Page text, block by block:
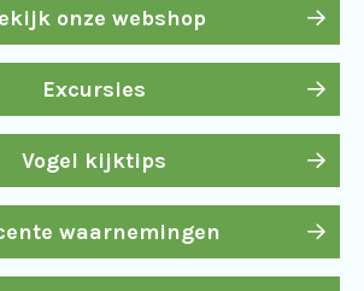
onze webshop
Excursies
Vogel kijktips
waarnemingen